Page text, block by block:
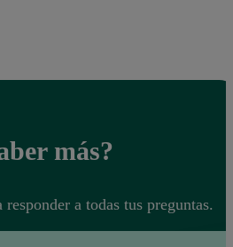
tus datos.
más?
a todas tus preguntas.